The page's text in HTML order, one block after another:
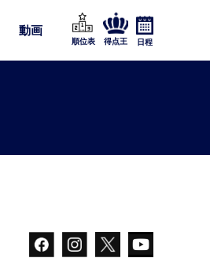
動画
順位表 得点王 日程